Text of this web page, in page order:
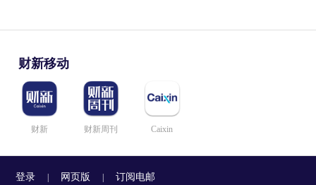
财新移动
财新 财新周刊 Caixin
登录 网页版 订阅电邮